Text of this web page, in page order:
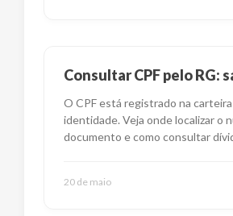
Consultar CPF pelo RG:
O CPF está registrado na
identidade. Veja onde localizar o
documento e como consultar
20 de maio